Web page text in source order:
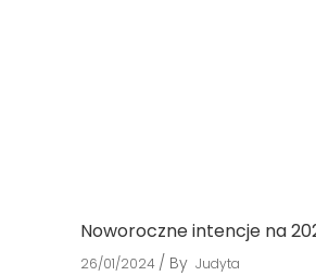
Noworoczne intencje na
26/01/2024 By Judyta